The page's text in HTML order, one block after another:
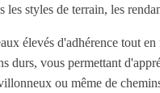
styles de terrain, les
élevés d'adhérence tout
vous permettant
ou même de